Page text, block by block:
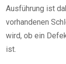
Ausführung ist
vorhandenen
wird, ob ein
ist.